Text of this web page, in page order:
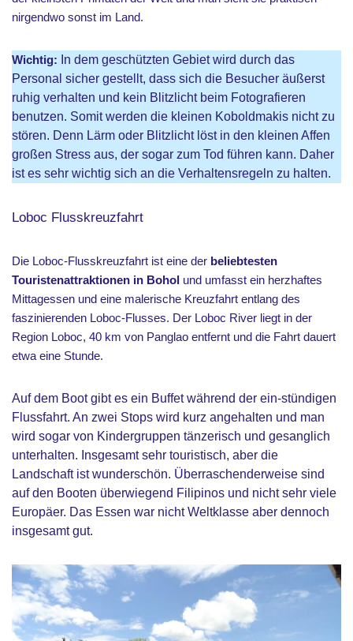
nirgendwo sonst im Land.
Wichtig: In dem geschützten Gebiet wird durch das
Personal sicher gestellt, dass sich die Besucher äußerst
ruhig verhalten und kein Blitzlicht beim Fotografieren
benutzen. Somit werden die kleinen Koboldmakis nicht zu
stören. Denn Lärm oder Blitzlicht löst in den kleinen Affen
großen Stress aus, der sogar zum Tod führen kann. Daher
ist es sehr wichtig sich an die Verhaltensregeln zu halten.
Loboc Flusskreuzfahrt
Die Loboc-Flusskreuzfahrt ist eine der beliebtesten
Touristenattraktionen in Bohol und umfasst ein herzhaftes
Mittagessen und eine malerische Kreuzfahrt entlang des
faszinierenden Loboc-Flusses. Der Loboc River liegt in der
Region Loboc, 40 km von Panglao entfernt und die Fahrt dauert
etwa eine Stunde.
Auf dem Boot gibt es ein Buffet während der ein-stündigen
Flussfahrt. An zwei Stops wird kurz angehalten und man
wird sogar von Kindergruppen tänzerisch und gesanglich
unterhalten. Insgesamt sehr touristisch, aber die
Landschaft ist wunderschön. Überraschenderweise sind
auf den Booten überwiegend Filipinos und nicht sehr viele
Europäer. Das Essen war nicht Weltklasse aber dennoch
insgesamt gut.